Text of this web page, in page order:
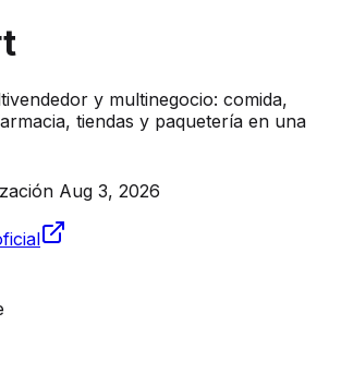
y multinegocio: comida,
tiendas y paquetería en una
Aug 3, 2026